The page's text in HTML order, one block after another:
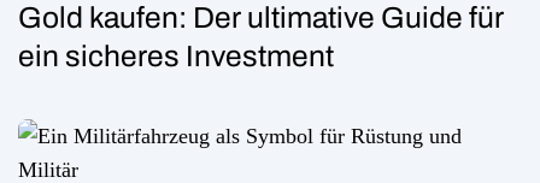
Gold kaufen: Der ultimative Guide für
ein sicheres Investment